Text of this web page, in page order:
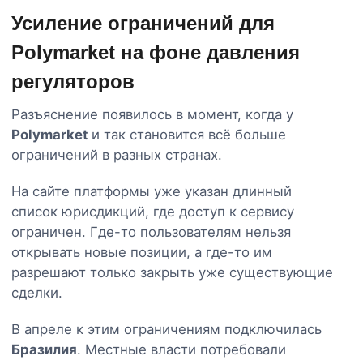
Усиление ограничений для
Polymarket на фоне давления
регуляторов
Разъяснение появилось в момент, когда у
Polymarket и так становится всё больше
ограничений в разных странах.
На сайте платформы уже указан длинный
список юрисдикций, где доступ к сервису
ограничен. Где-то пользователям нельзя
открывать новые позиции, а где-то им
разрешают только закрыть уже существующие
сделки.
В апреле к этим ограничениям подключилась
Бразилия. Местные власти потребовали